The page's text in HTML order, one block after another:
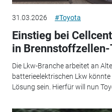
31.03.2026 #Toyota
Einstieg bei
in
Die Lkw-Branche arbeitet an
batterieelektrischen Lkw
Lösung sein. Hierfür will nun